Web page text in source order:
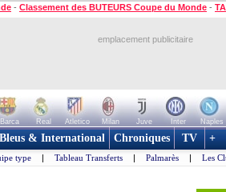
- Classement des BUTEURS Coupe du Monde -
emplacement publicitaire
Barca Real Atletico Milan Juve Inter Naples
& International Chroniques TV +
type | Tableau Transferts | Palmarès | Les